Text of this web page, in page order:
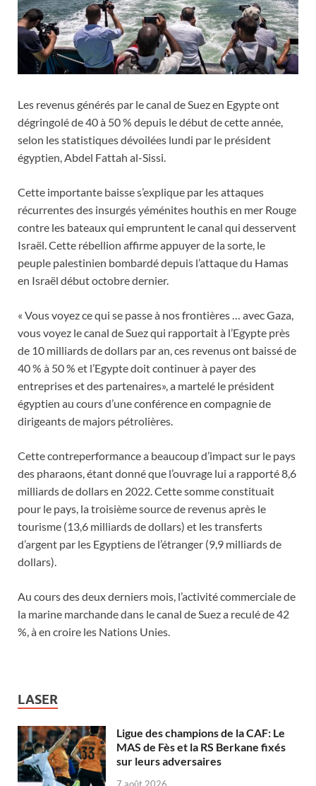
Les revenus générés par le canal de Suez en Egypte ont
dégringolé de 40 à 50 % depuis le début de cette année,
selon les statistiques dévoilées lundi par le président
égyptien, Abdel Fattah al-Sissi.
Cette importante baisse s’explique par les attaques
récurrentes des insurgés yéménites houthis en mer Rouge
contre les bateaux qui empruntent le canal qui desservent
Israël. Cette rébellion affirme appuyer de la sorte, le
peuple palestinien bombardé depuis l’attaque du Hamas
en Israël début octobre dernier.
« Vous voyez ce qui se passe à nos frontières … avec Gaza,
vous voyez le canal de Suez qui rapportait à l’Egypte près
de 10 milliards de dollars par an, ces revenus ont baissé de
40 % à 50 % et l’Egypte doit continuer à payer des
entreprises et des partenaires», a martelé le président
égyptien au cours d’une conférence en compagnie de
dirigeants de majors pétrolières.
Cette contreperformance a beaucoup d’impact sur le pays
des pharaons, étant donné que l’ouvrage lui a rapporté 8,6
milliards de dollars en 2022. Cette somme constituait
pour le pays, la troisième source de revenus après le
tourisme (13,6 milliards de dollars) et les transferts
d’argent par les Egyptiens de l’étranger (9,9 milliards de
dollars).
Au cours des deux derniers mois, l’activité commerciale de
la marine marchande dans le canal de Suez a reculé de 42
%, à en croire les Nations Unies.
LASER
Ligue des champions de la CAF: Le
MAS de Fès et la RS Berkane fixés
sur leurs adversaires
7 août 2026